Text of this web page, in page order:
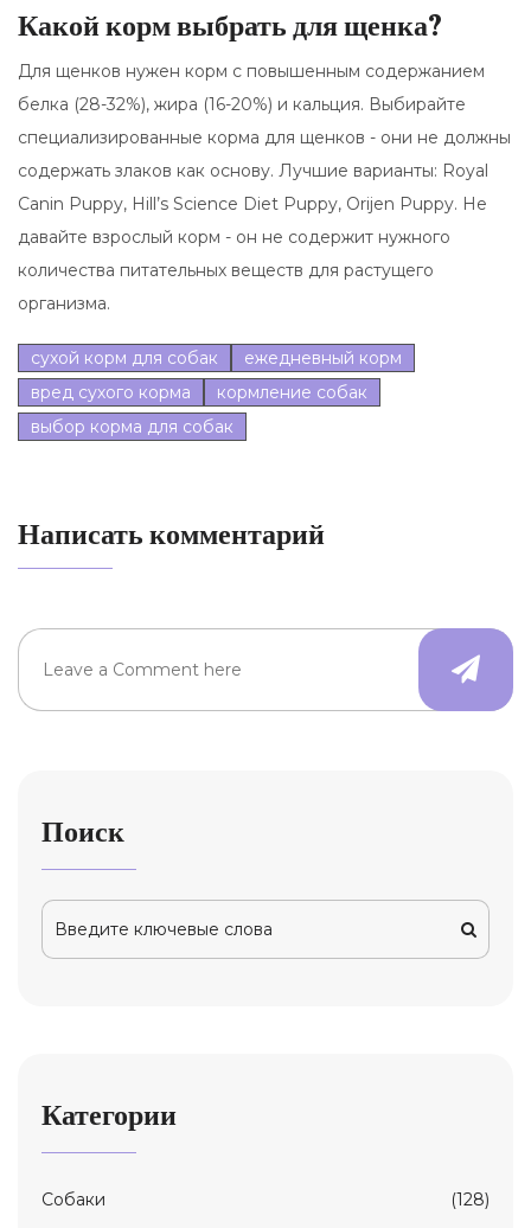
Какой корм выбрать для щенка?
Для щенков нужен корм с повышенным содержанием
белка (28-32%), жира (16-20%) и кальция. Выбирайте
специализированные корма для щенков - они не должны
содержать злаков как основу. Лучшие варианты: Royal
Canin Puppy, Hill’s Science Diet Puppy, Orijen Puppy. Не
давайте взрослый корм - он не содержит нужного
количества питательных веществ для растущего
организма.
сухой корм для собак
ежедневный корм
вред сухого корма
кормление собак
выбор корма для собак
Написать комментарий
Поиск
Категории
Собаки
(128)